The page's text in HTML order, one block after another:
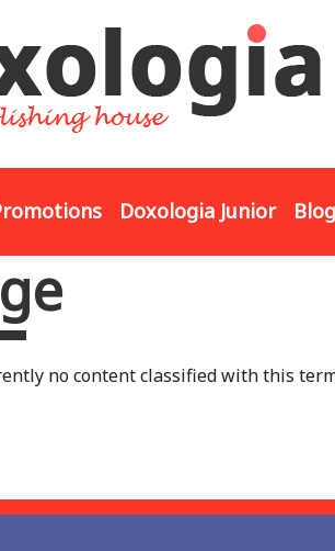
Doxologia Junior Blog
here
no content classified with this